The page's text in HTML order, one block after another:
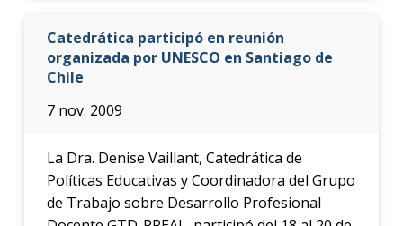
Catedrática participó en reunión
organizada por UNESCO en Santiago de
Chile
7 nov. 2009
La Dra. Denise Vaillant, Catedrática de
Políticas Educativas y Coordinadora del Grupo
de Trabajo sobre Desarrollo Profesional